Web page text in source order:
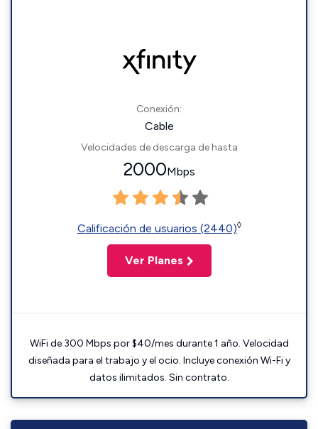
Conexión:
Cable
Velocidades de descarga de hasta
2000Mbps
Calificación de usuarios (2440)◊
Ver Planes
WiFi de 300 Mbps por $40/mes durante 1 año. Velocidad
diseñada para el trabajo y el ocio. Incluye conexión Wi-Fi y
datos ilimitados. Sin contrato.